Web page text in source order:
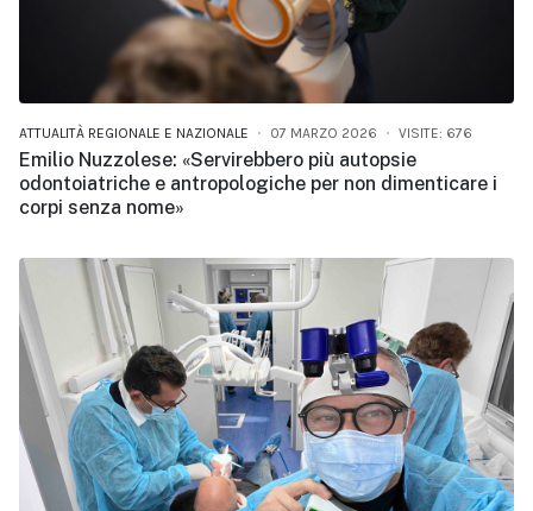
ATTUALITÀ REGIONALE E NAZIONALE 07 MARZO 2026 VISITE: 676
Emilio Nuzzolese: «Servirebbero più autopsie
odontoiatriche e antropologiche per non dimenticare i
corpi senza nome»